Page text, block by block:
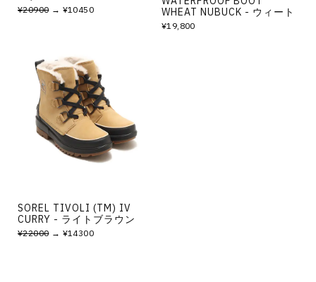
¥20900→ ¥10450
WHEAT NUBUCK - ウィート
¥19,800
SOREL TIVOLI (TM) IV
CURRY - ライトブラウン
¥22000→ ¥14300